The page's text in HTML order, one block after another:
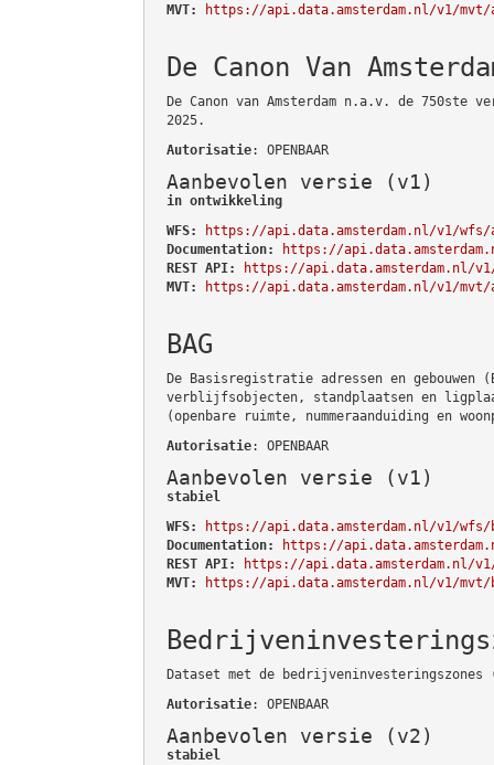
MVT:
https://api.data.amsterdam.nl/v1/
De Canon Van
De Canon van Amsterdam n.a.v. de 750ste
2025.
Autorisatie: OPENBAAR
Aanbevolen versie (v1)
in ontwikkeling
WFS:
https://api.data.amsterdam.nl/v1/wfs/
Documentation:
https://
REST API:
https://api.data.amsterdam.nl/v1/
MVT:
https://api.data.amsterdam.nl/v1/mvt/
BAG
De Basisregistratie adressen en gebouwen
verblijfsobjecten, standplaatsen en
(openbare ruimte, nummeraanduiding en
Autorisatie: OPENBAAR
Aanbevolen versie (v1)
stabiel
WFS:
https://api.data.amsterdam.nl/v1/wfs/
Documentation:
https://
REST API:
https://api.data.amsterdam.nl/
MVT:
https://api.data.amsterdam.nl/v1/mvt/
Dataset met de bedrijveninvesteringszones
Autorisatie: OPENBAAR
Aanbevolen versie (v2)
stabiel